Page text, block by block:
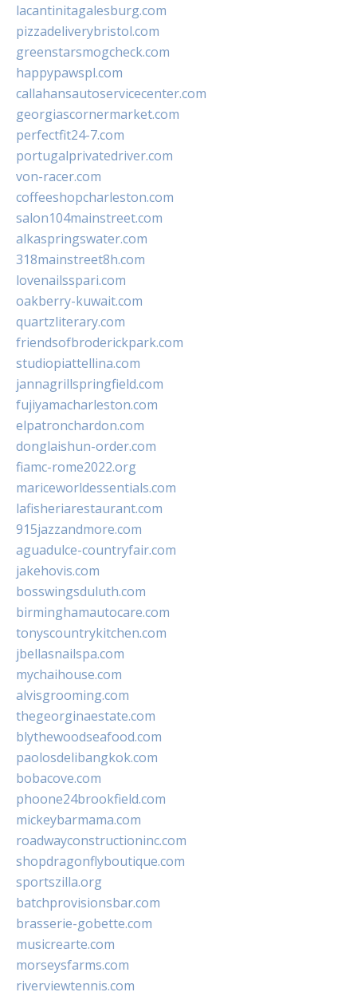
lacantinitagalesburg.com
pizzadeliverybristol.com
greenstarsmogcheck.com
happypawspl.com
callahansautoservicecenter.com
georgiascornermarket.com
perfectfit24-7.com
portugalprivatedriver.com
von-racer.com
coffeeshopcharleston.com
salon104mainstreet.com
alkaspringswater.com
318mainstreet8h.com
lovenailsspari.com
oakberry-kuwait.com
quartzliterary.com
friendsofbroderickpark.com
studiopiattellina.com
jannagrillspringfield.com
fujiyamacharleston.com
elpatronchardon.com
donglaishun-order.com
fiamc-rome2022.org
mariceworldessentials.com
lafisheriarestaurant.com
915jazzandmore.com
aguadulce-countryfair.com
jakehovis.com
bosswingsduluth.com
birminghamautocare.com
tonyscountrykitchen.com
jbellasnailspa.com
mychaihouse.com
alvisgrooming.com
thegeorginaestate.com
blythewoodseafood.com
paolosdelibangkok.com
bobacove.com
phoone24brookfield.com
mickeybarmama.com
roadwayconstructioninc.com
shopdragonflyboutique.com
sportszilla.org
batchprovisionsbar.com
brasserie-gobette.com
musicrearte.com
morseysfarms.com
riverviewtennis.com